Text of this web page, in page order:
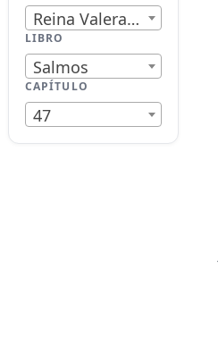
Reina Valera 1909
LIBRO
Salmos
CAPÍTULO
47